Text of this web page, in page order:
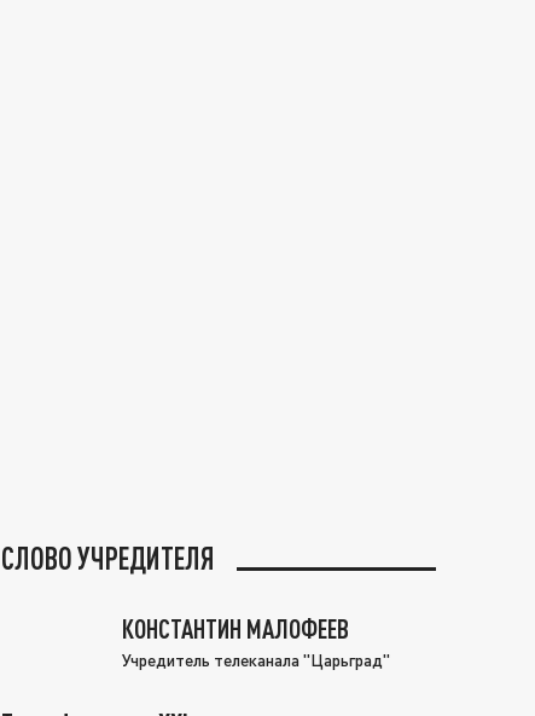
СЛОВО УЧРЕДИТЕЛЯ
КОНСТАНТИН МАЛОФЕЕВ
Учредитель телеканала "Царьград"